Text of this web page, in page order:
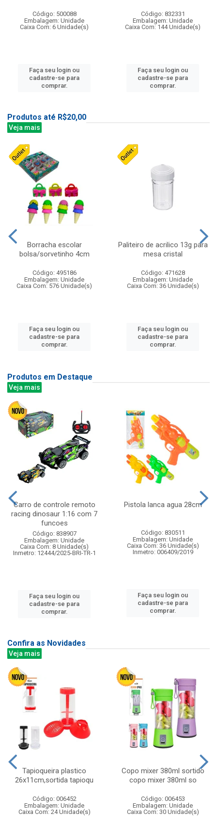
Código: 500088
Embalagem: Unidade
Caixa Com: 6 Unidade(s)
Faça seu login ou
cadastre-se para
comprar.
Código: 832331
Embalagem: Unidade
Caixa Com: 144 Unidade(s)
Faça seu login ou
cadastre-se para
comprar.
Produtos até R$20,00
Veja mais
Borracha escolar
bolsa/sorvetinho 4cm
Código: 495186
Embalagem: Unidade
Caixa Com: 576 Unidade(s)
Faça seu login ou
cadastre-se para
comprar.
Paliteiro de acrilico 13g para
mesa cristal
Código: 471628
Embalagem: Unidade
Caixa Com: 36 Unidade(s)
Faça seu login ou
cadastre-se para
comprar.
Produtos em Destaque
Veja mais
Carro de controle remoto
racing dinosaur 1:16 com 7
funcoes
Código: 838907
Embalagem: Unidade
Caixa Com: 8 Unidade(s)
Inmetro: 12444/2025-BRI-TR-1
Faça seu login ou
cadastre-se para
comprar.
Pistola lanca agua 28cm
Código: 830511
Embalagem: Unidade
Caixa Com: 36 Unidade(s)
Inmetro: 006409/2019
Faça seu login ou
cadastre-se para
comprar.
Confira as Novidades
Veja mais
Tapioqueira plastico
26x11cm,sortida tapioqu
Código: 006452
Embalagem: Unidade
Caixa Com: 24 Unidade(s)
Copo mixer 380ml sortido
copo mixer 380ml so
Código: 006453
Embalagem: Unidade
Caixa Com: 30 Unidade(s)